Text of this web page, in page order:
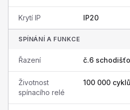
Krytí IP IP20
SPÍNÁNÍ A FUNKCE
Řazení č.6
Životnost
spínacího relé
100 000 cyklů